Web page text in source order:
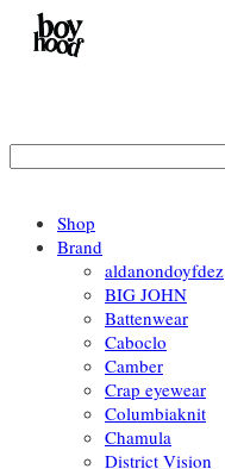
Shop
Brand
aldanondoyfdez
BIG JOHN
Battenwear
Caboclo
Camber
Crap eyewear
Columbiaknit
Chamula
District Vision